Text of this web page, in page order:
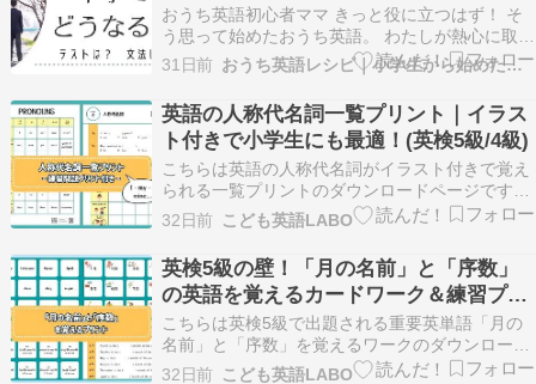
おうち英語初心者ママ きっと役に立つはず！ そ
う思って始めたおうち英語。 わたしが熱心に取り
組んでいた時は、目の前の事に一生懸命でした。
けど、続けた少し先の将来がわかってると励みに
なるかな、と思ってまとめてみました。 学校のテ
ストではどんな感じ？どのくらいできるようにな
ってるの？…
31日前 おうち英語レシピ｜小学生から始めた英語
英語の人称代名詞一覧プリント｜イラス
ト付きで小学生にも最適！(英検5級/4級)
こちらは英語の人称代名詞がイラスト付きで覚え
られる一覧プリントのダウンロードページです。
英語の人称代名詞は、英検5級に合格するために
必須の文法ルール。 子供のころ「アイ・マイミ
ー・マイン、ユー・ユア・ユー・ユアーズ」と何
度も唱えて覚えた方も多いのではないでしょう
か。 こちらの…
32日前 こども英語LABO
英検5級の壁！「月の名前」と「序数」
の英語を覚えるカードワーク＆練習プリ
ント
こちらは英検5級で出題される重要英単語「月の
名前」と「序数」を覚えるワークのダウンロード
ページです。 英検5級でよく出題される下記形式
32日前 こども英語LABO